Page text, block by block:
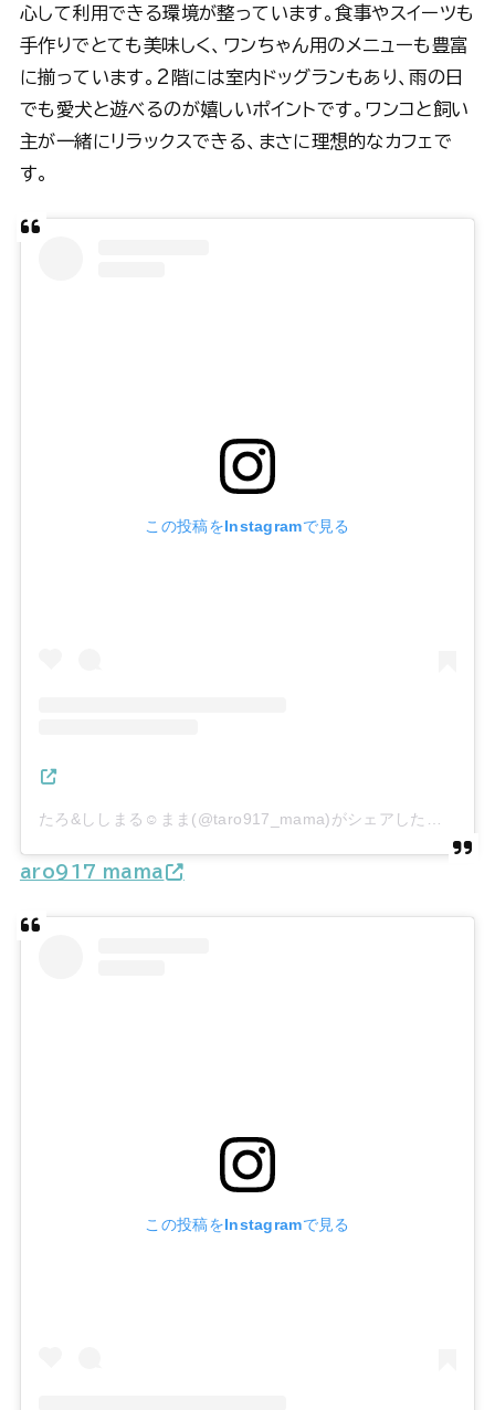
心して利用できる環境が整っています。食事やスイーツも
手作りでとても美味しく、ワンちゃん用のメニューも豊富
に揃っています。2階には室内ドッグランもあり、雨の日
でも愛犬と遊べるのが嬉しいポイントです。ワンコと飼い
主が一緒にリラックスできる、まさに理想的なカフェで
す。
この投稿をInstagramで見る
たろ&ししまる☺︎まま(@taro917_mama)がシェアした投稿
aro917_mama
この投稿をInstagramで見る